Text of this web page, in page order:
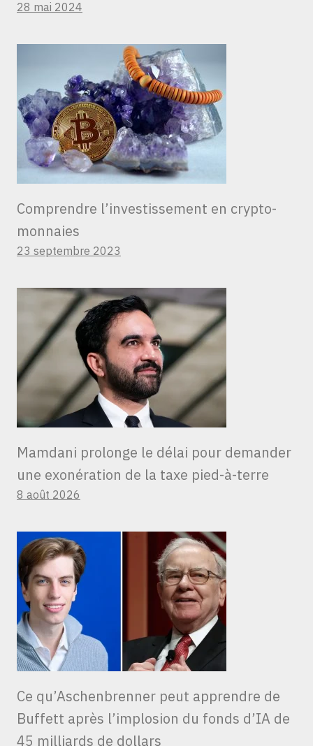
28 mai 2024
Comprendre l’investissement en crypto-
monnaies
23 septembre 2023
Mamdani prolonge le délai pour demander
une exonération de la taxe pied-à-terre
8 août 2026
Ce qu’Aschenbrenner peut apprendre de
Buffett après l’implosion du fonds d’IA de
45 milliards de dollars